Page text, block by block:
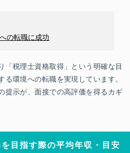
の転職に成功
「税理士資格取得」という明確な目
環境への転職を実現しています。
提示が、面接での高評価を得るカギ
目指す際の平均年収・目安